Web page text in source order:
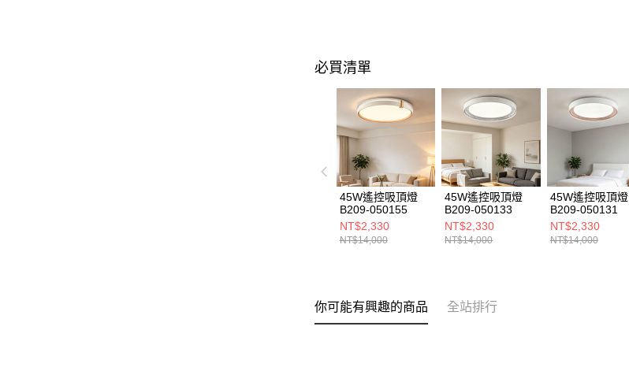
必買清單
45W遙控吸頂燈
B209-050155
NT$2,330
NT$14,000
45W遙控吸頂燈
B209-050133
NT$2,330
NT$14,000
45W遙控吸頂燈
B209-050131
NT$2,330
NT$14,000
你可能有興趣的商品 全站排行